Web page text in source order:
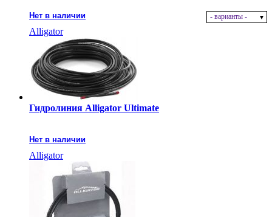
Нет в наличии - варианты -
Alligator
Гидролиния Alligator Ultimate
Нет в наличии
Alligator